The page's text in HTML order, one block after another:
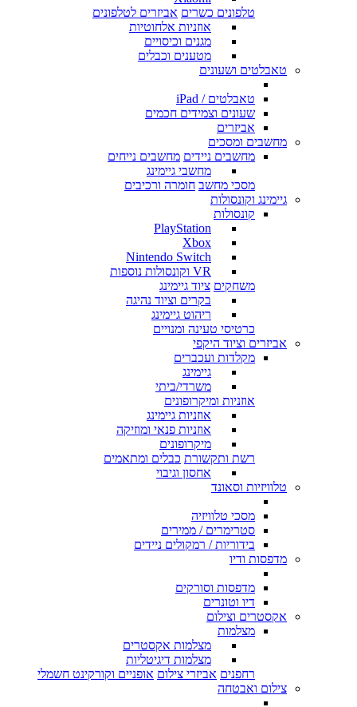
טלפונים כשרים אביזרים לטלפונים
אוזניות אלחוטיות
מגנים וכיסויים
מטענים וכבלים
טאבלטים ושעונים
טאבלטים / iPad
שעונים וצמידים חכמים
אביזרים
מחשבים ומסכים
מחשבים ניידים מחשבים נייחים
מחשבי גיימינג
מסכי מחשב חומרה ורכיבים
גיימינג וקונסולות
קונסולות
PlayStation
Xbox
Nintendo Switch
VR וקונסולות נוספות
משחקים ציוד גיימינג
בקרים וציוד נהיגה
ריהוט גיימינג
כרטיסי טעינה ומנויים
אביזרים וציוד היקפי
מקלדות ועכברים
גיימינג
משרדי/ביתי
אוזניות ומיקרופונים
אוזניות גיימינג
אוזניות פנאי ומוזיקה
מיקרופונים
רשת ותקשורת כבלים ומתאמים
אחסון וגיבוי
טלוויזיות וסאונד
מסכי טלוויזיה
סטרימרים / ממירים
בידוריות / רמקולים ניידים
מדפסות ודיו
מדפסות וסורקים
דיו וטונרים
אקסטרים וצילום
מצלמות
מצלמות אקסטרים
מצלמות דיגיטליות
רחפנים אביזרי צילום אופניים וקורקינט חשמלי
צילום ואבטחה